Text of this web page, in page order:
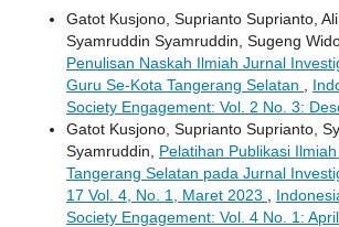
Gatot Kusjono, Suprianto Suprianto,
Syamruddin Syamruddin, Sugeng
Penulisan Naskah Ilmiah Jurnal
Guru Se-Kota Tangerang Selatan
Society Engagement: Vol. 2 No. 3:
Gatot Kusjono, Suprianto Suprianto,
Syamruddin, Pelatihan Publikasi
Tangerang Selatan pada Jurnal
17 Vol. 4, No. 1, Maret 2023
Society Engagement: Vol. 4 No. 1: